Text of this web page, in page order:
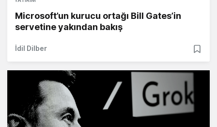
Microsoft’un kurucu ortağı Bill Gates’in
servetine yakından bakış
İdil Dilber